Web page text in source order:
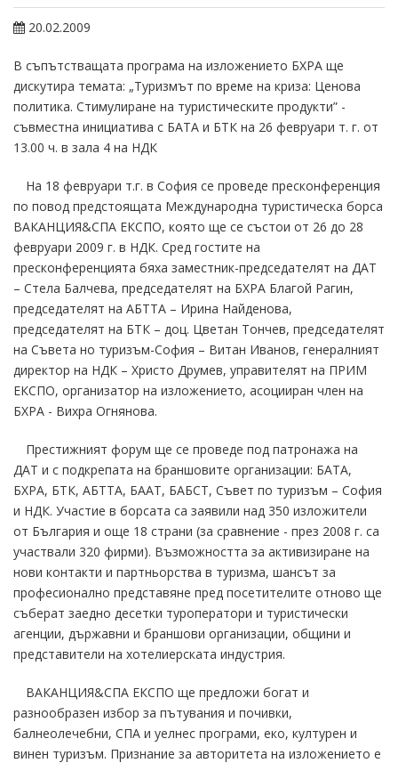
20.02.2009
В съпътстващата програма на изложението БХРА ще
дискутира темата: „Туризмът по време на криза: Ценова
политика. Стимулиране на туристическите продукти” -
съвместна инициатива с БАТА и БТК на 26 февруари т. г. от
13.00 ч. в зала 4 на НДК
На 18 февруари т.г. в София се проведе пресконференция
по повод предстоящата Международна туристическа борса
ВАКАНЦИЯ&СПА ЕКСПО, която ще се състои от 26 до 28
февруари 2009 г. в НДК. Сред гостите на
пресконференцията бяха заместник-председателят на ДАТ
– Стела Балчева, председателят на БХРА Благой Рагин,
председателят на АБТТА – Ирина Найденова,
председателят на БТК – доц. Цветан Тончев, председателят
на Съвета но туризъм-София – Витан Иванов, генералният
директор на НДК – Христо Друмев, управителят на ПРИМ
ЕКСПО, организатор на изложението, асоцииран член на
БХРА - Вихра Огнянова.
Престижният форум ще се проведе под патронажа на
ДАТ и с подкрепата на браншовите организации: БАТА,
БХРА, БТК, АБТТА, БААТ, БАБСТ, Съвет по туризъм – София
и НДК. Участие в борсата са заявили над 350 изложители
от България и още 18 страни (за сравнение - през 2008 г. са
участвали 320 фирми). Възможността за активизиране на
нови контакти и партньорства в туризма, шансът за
професионално представяне пред посетителите отново ще
съберат заедно десетки туроператори и туристически
агенции, държавни и браншови организации, общини и
представители на хотелиерската индустрия.
ВАКАНЦИЯ&СПА ЕКСПО ще предложи богат и
разнообразен избор за пътувания и почивки,
балнеолечебни, СПА и уелнес програми, еко, културен и
винен туризъм. Признание за авторитета на изложението е